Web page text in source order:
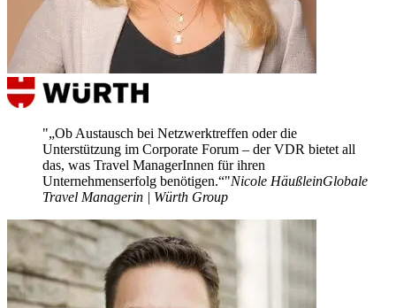
„Ob Austausch bei Netzwerktreffen oder die
Unterstützung im Corporate Forum – der VDR bietet all
das, was Travel ManagerInnen für ihren
Unternehmenserfolg benötigen.“ Nicole HäußleinGlobale
Travel Managerin | Würth Group